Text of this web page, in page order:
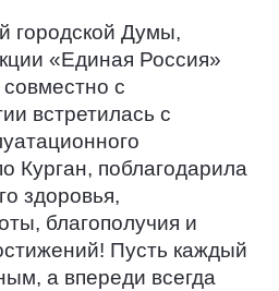
городской Думы,
«Единая Россия»
с
встретилась с
Курган, поблагодарила
здоровья,
благополучия и
Пусть каждый
а впереди всегда